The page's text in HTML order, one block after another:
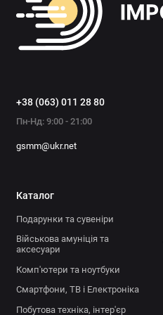
+38 (063) 011 28 80
Пн-Нд: 9:00 - 21:00
gsmm@ukr.net
Каталог
Подарунки та сувеніри
Військова амуніція та
аксесуари
Комп'ютери та ноутбуки
Смартфони, ТВ і Електроніка
Побутова техніка, інтер'єр